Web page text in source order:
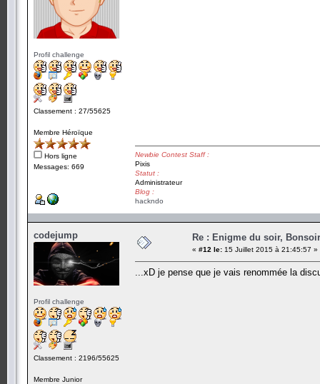
Profil challenge
Classement : 27/55625
Membre Héroïque
Hors ligne
Messages: 669
Newbie Contest Staff :
Pixis
Statut :
Administrateur
Blog :
hackndo
codejump
Profil challenge
Classement : 2196/55625
Membre Junior
Re : Enigme du soir,
« #12 le: 15 Juillet 2015 à 21:45:57 »
...xD je pense que je vais renommée la